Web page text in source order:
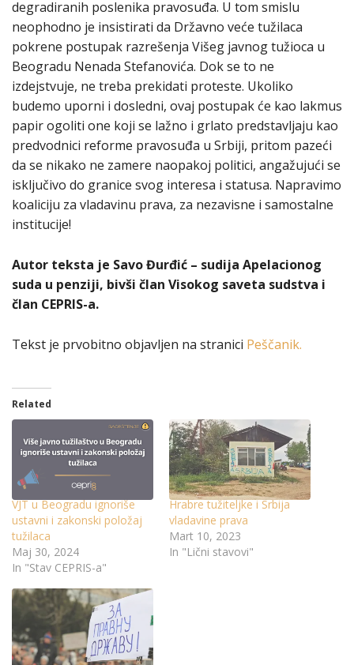
degradiranih poslenika pravosuđa. U tom smislu
neophodno je insistirati da Državno veće tužilaca
pokrene postupak razrešenja Višeg javnog tužioca u
Beogradu Nenada Stefanovića. Dok se to ne
izdejstvuje, ne treba prekidati proteste. Ukoliko
budemo uporni i dosledni, ovaj postupak će kao lakmus
papir ogoliti one koji se lažno i grlato predstavljaju kao
predvodnici reforme pravosuđa u Srbiji, pritom pazeći
da se nikako ne zamere naopakoj politici, angažujući se
isključivo do granice svog interesa i statusa. Napravimo
koaliciju za vladavinu prava, za nezavisne i samostalne
institucije!
Autor teksta je Savo Đurđić – sudija Apelacionog
suda u penziji, bivši član Visokog saveta sudstva i
član CEPRIS-a.
Tekst je prvobitno objavljen na stranici Peščanik.
Related
VJT u Beogradu ignoriše
ustavni i zakonski položaj
tužilaca
Maj 30, 2024
In "Stav CEPRIS-a"
Hrabre tužiteljke i Srbija
vladavine prava
Mart 10, 2023
In "Lični stavovi"